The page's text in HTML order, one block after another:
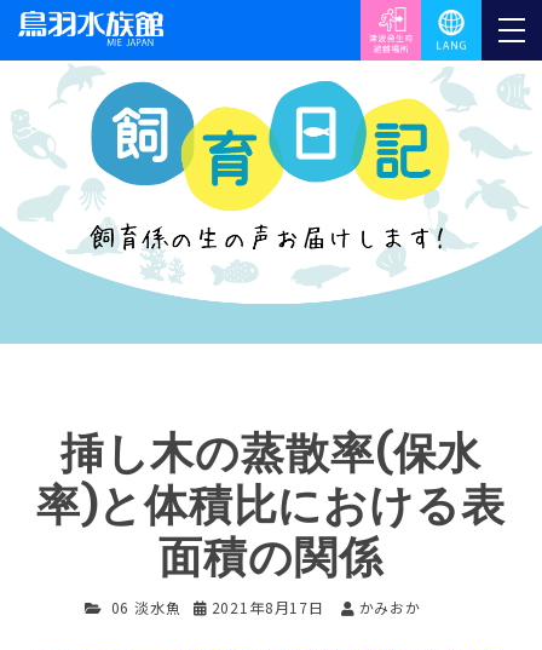
挿し木の蒸散率(保水
率)と体積比における表
面積の関係
06 淡水魚 2021年8月17日 かみおか